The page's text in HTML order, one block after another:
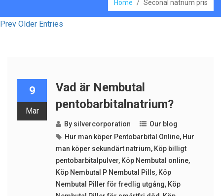
Home / Seconal natrium pris
Prev Older Entries
9
Mar
Vad är Nembutal
pentobarbitalnatrium?
By silvercorporation
Our blog
Hur man köper Pentobarbital Online, Hur
man köper sekundärt natrium, Köp billigt
pentobarbitalpulver, Köp Nembutal online,
Köp Nembutal P Nembutal Pills, Köp
Nembutal Piller för fredlig utgång, Köp